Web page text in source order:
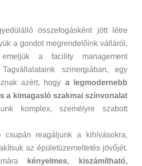
összefogásként jött létre
a gondot megrendelőink válláról,
a facility management
Tagvállalataink szinergiában, egy
azért, hogy a legmodernebb
a kimagasló szakmai színvonalat
komplex, személyre szabott
csupán reagáljunk a kihívásokra,
az épületüzemeltetés jövőjét.
kényelmes, kiszámítható,